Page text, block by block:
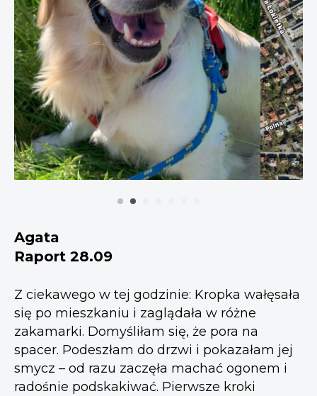
Agata
Raport 28.09
Z ciekawego w tej godzinie: Kropka wałęsała
się po mieszkaniu i zaglądała w różne
zakamarki. Domyśliłam się, że pora na
spacer. Podeszłam do drzwi i pokazałam jej
smycz – od razu zaczęła machać ogonem i
radośnie podskakiwać. Pierwsze kroki